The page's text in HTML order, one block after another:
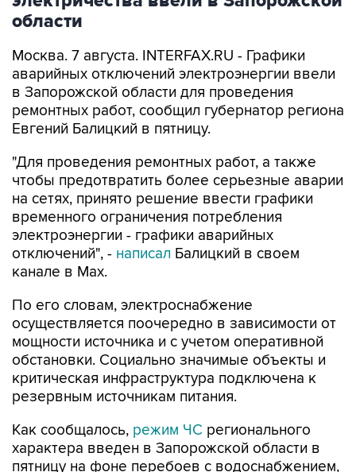
Москва. 7 августа. INTERFAX.RU - Графики
в Запорожской области для проведения
ремонтных работ, сообщил губернатор региона
Евгений Балицкий в пятницу.
"Для проведения ремонтных работ, а также
на сетях, принято решение ввести графики
временного ограничения потребления
электроэнергии - графики аварийных
отключений", -написалБалицкий в своем
канале в Max.
По его словам, электроснабжение
мощности источника и с учетом оперативной
обстановки. Социально значимые объекты и
критическая инфраструктура подключена к
резервным источникам питания.
Как сообщалось,режим ЧСрегионального
пятницу на фоне перебоев с водоснабжением,
вызванных ударами ВСУ по объектам